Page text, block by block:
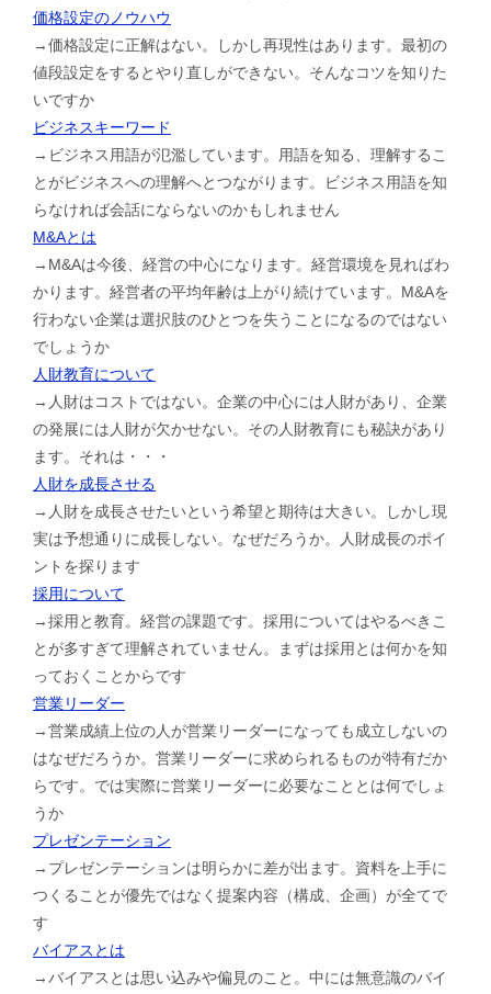
価格設定のノウハウ
→価格設定に正解はない。しかし再現性はあります。最初の
値段設定をするとやり直しができない。そんなコツを知りた
いですか
ビジネスキーワード
→ビジネス用語が氾濫しています。用語を知る、理解するこ
とがビジネスへの理解へとつながります。ビジネス用語を知
らなければ会話にならないのかもしれません
M&Aとは
→M&Aは今後、経営の中心になります。経営環境を見ればわ
かります。経営者の平均年齢は上がり続けています。M&Aを
行わない企業は選択肢のひとつを失うことになるのではない
でしょうか
人財教育について
→人財はコストではない。企業の中心には人財があり、企業
の発展には人財が欠かせない。その人財教育にも秘訣があり
ます。それは・・・
人財を成長させる
→人財を成長させたいという希望と期待は大きい。しかし現
実は予想通りに成長しない。なぜだろうか。人財成長のポイ
ントを探ります
採用について
→採用と教育。経営の課題です。採用についてはやるべきこ
とが多すぎて理解されていません。まずは採用とは何かを知
っておくことからです
営業リーダー
→営業成績上位の人が営業リーダーになっても成立しないの
はなぜだろうか。営業リーダーに求められるものが特有だか
らです。では実際に営業リーダーに必要なこととは何でしょ
うか
プレゼンテーション
→プレゼンテーションは明らかに差が出ます。資料を上手に
つくることが優先ではなく提案内容（構成、企画）が全てで
す
バイアスとは
→バイアスとは思い込みや偏見のこと。中には無意識のバイ